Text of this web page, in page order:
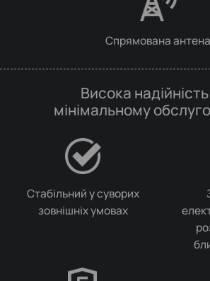
Спрямована антена
Висока
мінімальному
Стабільний у суворих
зовнішніх умовах